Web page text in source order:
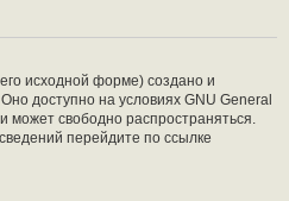
исходной форме) создано и
Оно доступно на условиях GNU General
может свободно распространяться.
перейдите по ссылке